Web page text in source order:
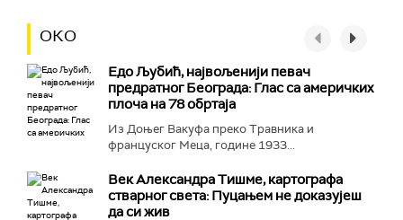
ОКО
Едо Љубић, највољенији певач
предратног Београда: Глас са америчких
плоча на 78 обртаја
Из Доњег Вакуфа преко Травника и
француског Меца, године 1933...
Век Александра Тишме, картографа
стварног света: Пуцањем не доказујеш
да си жив